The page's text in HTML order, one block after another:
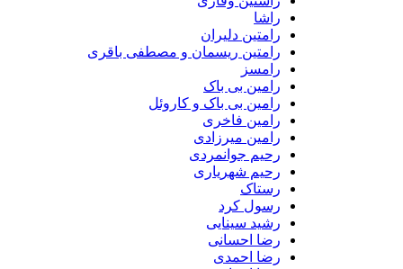
راشا
رامتین دلیران
رامتین ریسمان و مصطفی باقری
رامسز
رامین بی باک
رامین بی باک و کاروئل
رامین فاخری
رامین میرزادی
رحیم جوانمردی
رحیم شهریاری
رستاک
رسول کرد
رشید سینایی
رضا احسانی
رضا احمدی